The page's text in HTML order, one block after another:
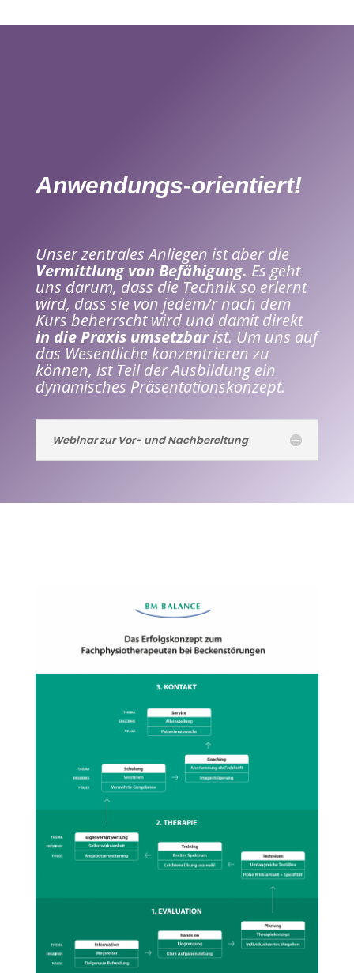
Anwendungs-orientiert!
Unser zentrales Anliegen ist aber die
Vermittlung von Befähigung. Es geht
uns darum, dass die Technik so erlernt
wird, dass sie von jedem/r nach dem
Kurs beherrscht wird und damit direkt
in die Praxis umsetzbarist. Um uns auf
das Wesentliche konzentrieren zu
können, ist Teil der Ausbildung ein
dynamisches Präsentationskonzept.
Webinar zur Vor- und Nachbereitung